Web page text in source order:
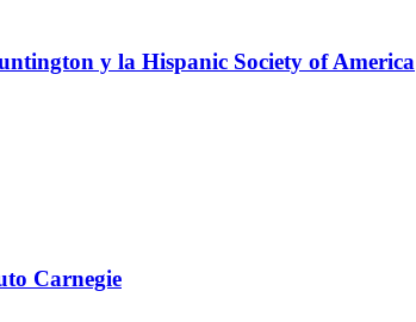
y la Hispanic Society of America
Carnegie